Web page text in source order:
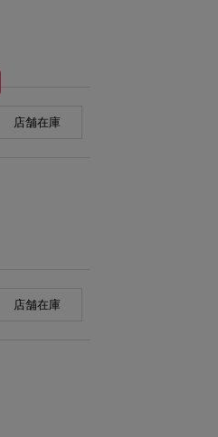
店舗在庫
店舗在庫